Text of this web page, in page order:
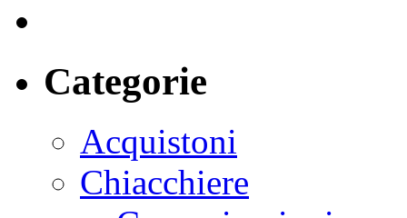
Categorie
Acquistoni
Chiacchiere